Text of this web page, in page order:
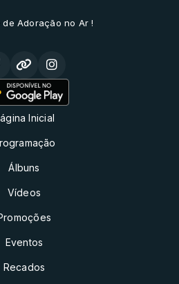
de Adoração no Ar !
Inicial
Álbuns
Vídeos
Eventos
Recados